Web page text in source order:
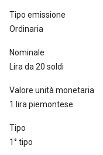
Tipo emissione
Ordinaria
Nominale
Lira da 20 soldi
Valore unità monetaria
1 lira piemontese
Tipo
1° tipo